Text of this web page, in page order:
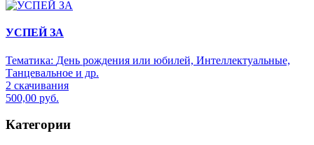
УСПЕЙ ЗА
Тематика: День рождения или юбилей, Интеллектуальные,
Танцевальное и др.
2 скачивания
500,00 руб.
Категории